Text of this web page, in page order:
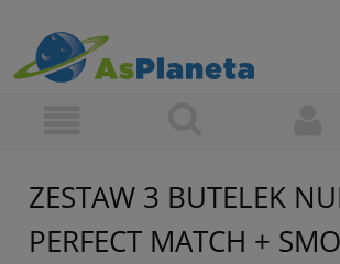
ZESTAW 3 BUTELEK
PERFECT MATCH +